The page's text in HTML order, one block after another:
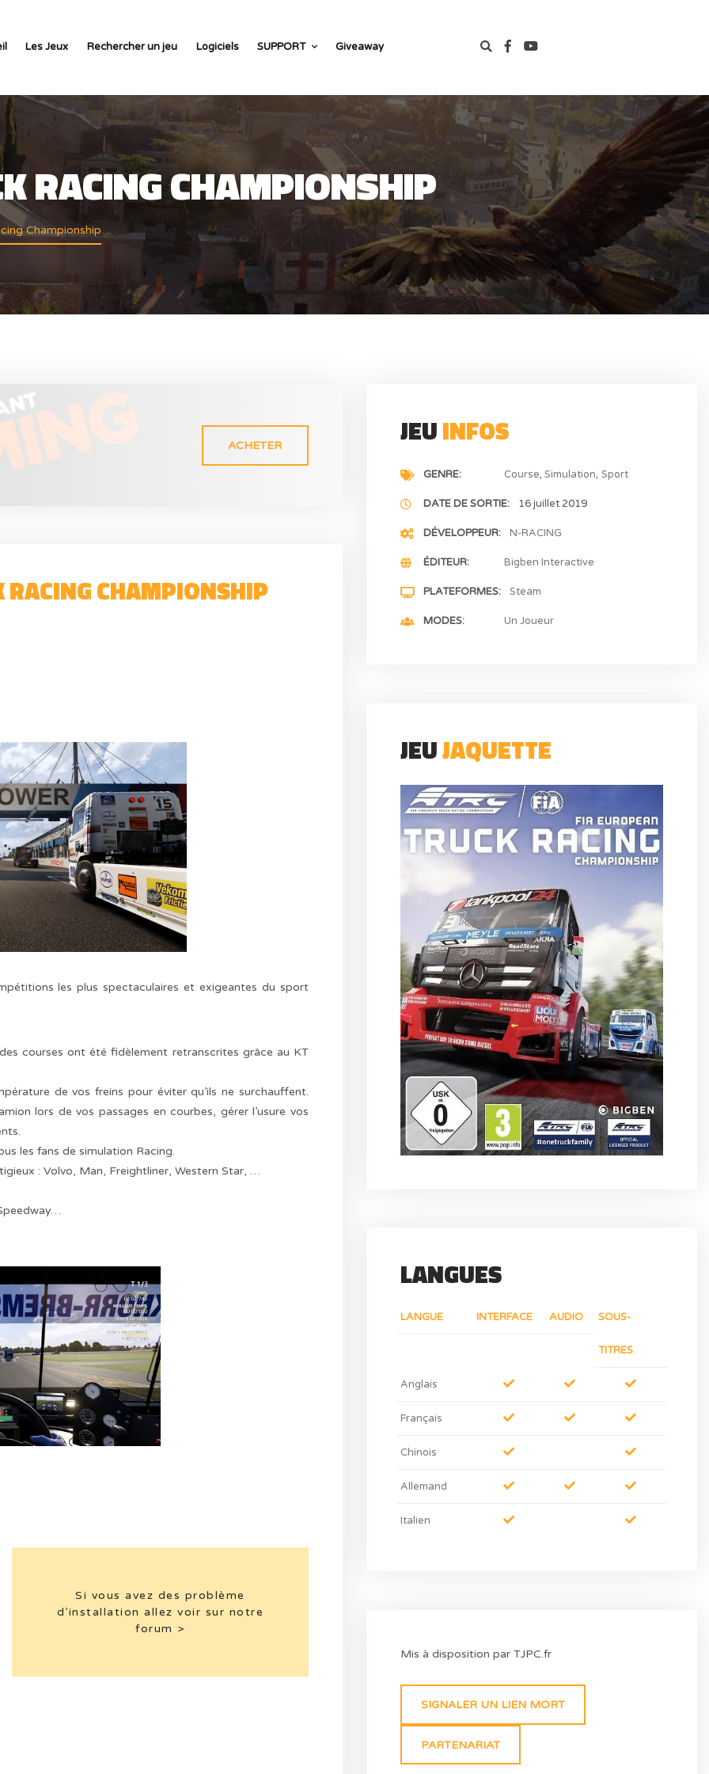
Les Jeux Rechercher un jeu Logiciels SUPPORT Giveaway
RACING CHAMPIONSHIP
Championship
ACHETER
RACING CHAMPIONSHIP
les plus spectaculaires et exigeantes du sport
courses ont été fidèlement retranscrites grâce au KT
de vos freins pour éviter qu’ils ne surchauffent.
lors de vos passages en courbes, gérer l’usure vos
les fans de simulation Racing.
: Volvo, Man, Freightliner, Western Star, …
Si vous avez des problème
d’installation allez voir sur notre
forum >
JEUINFOS
GENRE Course Simulation Sport
DATE DE SORTIE 16 juillet 2019
DÉVELOPPEUR N-RACING
ÉDITEUR Bigben Interactive
PLATEFORMES Steam
MODES Un Joueur
JEUJAQUETTE
LANGUES
LANGUE INTERFACE AUDIO SOUS-
TITRES
Anglais
Français
Chinois
Allemand
Italien
Mis à disposition par TJPC.fr
SIGNALER UN LIEN MORT
PARTENARIAT